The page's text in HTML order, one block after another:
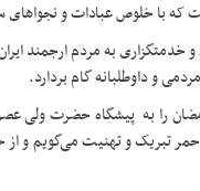
که با خلوص عبادات و
خدمتگزاری به مردم ارجمند
و داوطلبانه گام بردارد.
را به پیشگاه حضرت ولی
تبریک و تهنیت می‌گویم و